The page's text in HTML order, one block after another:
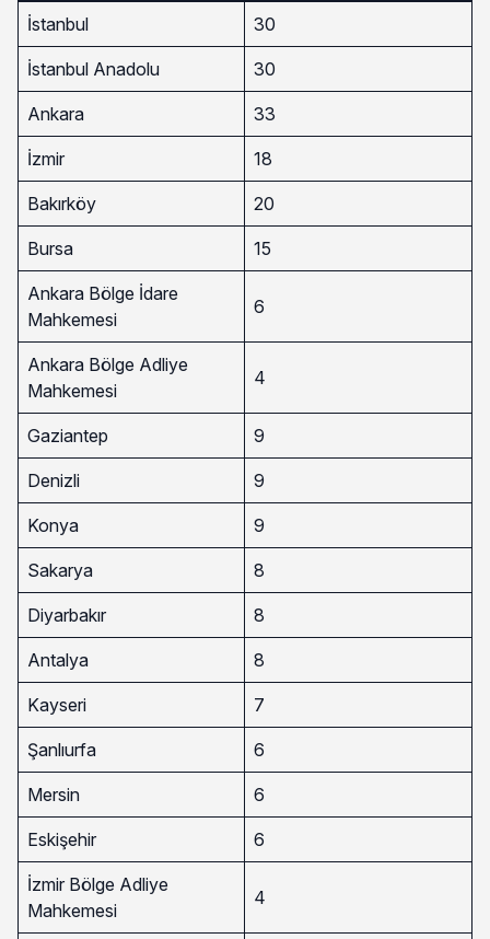
İstanbul 30
İstanbul Anadolu 30
Ankara 33
İzmir 18
Bakırköy 20
Bursa 15
Ankara Bölge İdare
Mahkemesi
6
Ankara Bölge Adliye
Mahkemesi
4
Gaziantep 9
Denizli 9
Konya 9
Sakarya 8
Diyarbakır 8
Antalya 8
Kayseri 7
Şanlıurfa 6
Mersin 6
Eskişehir 6
İzmir Bölge Adliye
Mahkemesi
4